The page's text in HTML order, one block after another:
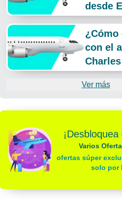
desde
con el
Ver más
Varios
ofertas súper
solo por